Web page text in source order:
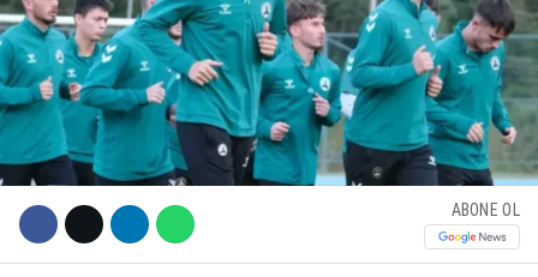
Instagram
Youtube
ABONE OL